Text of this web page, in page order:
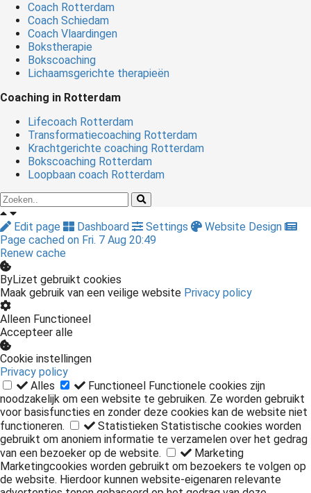
Coach Rotterdam
Coach Schiedam
Coach Vlaardingen
Bokstherapie
Bokscoaching
Lichaamsgerichte therapieën
Coaching in Rotterdam
Lifecoach Rotterdam
Transformatiecoaching Rotterdam
Krachtgerichte coaching Rotterdam
Bokscoaching Rotterdam
Loopbaan coach Rotterdam
Edit page Dashboard Settings
Website Design
Page cached on Fri. 7 Aug 20:49
Renew cache
ByLizet gebruikt cookies
Maak gebruik van een veilige website Privacy policy
Alleen Functioneel
Accepteer alle
Cookie instellingen
Privacy policy
Alles
Functioneel Functionele cookies zijn
noodzakelijk om een website te gebruiken. Ze worden gebruikt
voor basisfuncties en zonder deze cookies kan de website niet
functioneren.
Statistieken Statistische cookies worden
gebruikt om anoniem informatie te verzamelen over het gedrag
van een bezoeker op de website.
Marketing
Marketingcookies worden gebruikt om bezoekers te volgen op
de website. Hierdoor kunnen website-eigenaren relevante